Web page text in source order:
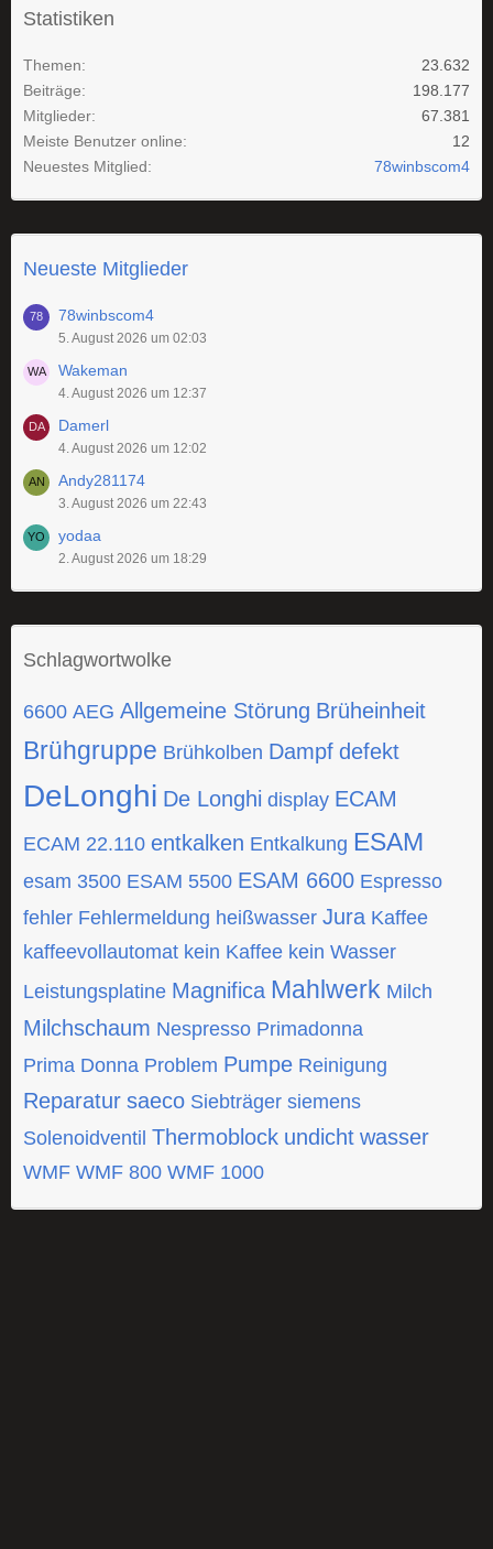
Statistiken
Themen
23.632
Beiträge
198.177
Mitglieder
67.381
Meiste Benutzer online
12
Neuestes Mitglied
78winbscom4
Neueste Mitglieder
78winbscom4
5. August 2026 um 02:03
Wakeman
4. August 2026 um 12:37
Damerl
4. August 2026 um 12:02
Andy281174
3. August 2026 um 22:43
yodaa
2. August 2026 um 18:29
Schlagwortwolke
6600 AEG Allgemeine Störung Brüheinheit
Brühgruppe Brühkolben Dampf defekt
DeLonghi De Longhi display ECAM
ECAM 22.110 entkalken Entkalkung ESAM
esam 3500 ESAM 5500 ESAM 6600 Espresso
fehler Fehlermeldung heißwasser Jura Kaffee
kaffeevollautomat kein Kaffee kein Wasser
Leistungsplatine Magnifica Mahlwerk Milch
Milchschaum Nespresso Primadonna
Prima Donna Problem Pumpe Reinigung
Reparatur saeco Siebträger siemens
Solenoidventil Thermoblock undicht wasser
WMF WMF 800 WMF 1000